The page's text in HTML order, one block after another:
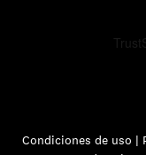
Condiciones de uso |